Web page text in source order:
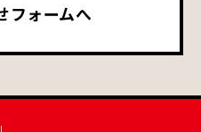
フォームへ